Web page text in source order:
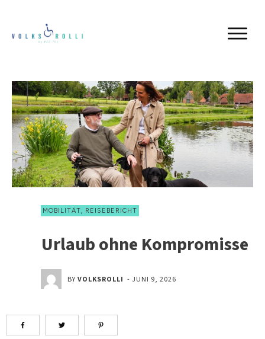
MOBILITÄT, REISEBERICHT
Urlaub ohne Kompromisse
BY VOLKSROLLI - JUNI 9, 2026